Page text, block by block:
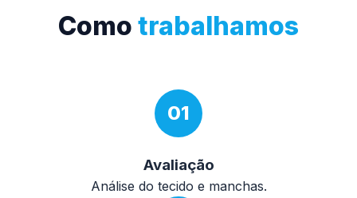
Como trabalhamos
01
Avaliação
Análise do tecido e manchas.